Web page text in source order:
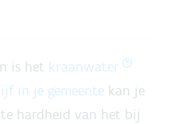
is het kraanwater
in je gemeente kan je
hardheid van het bij